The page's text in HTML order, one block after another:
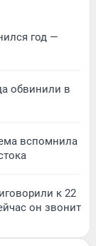
год —
обвинили в
вспомнила
к 22
он звонит